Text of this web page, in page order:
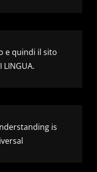
e quindi il sito
LINGUA.
is